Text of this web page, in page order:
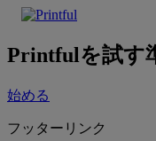
Printfulを試す
始める
フッターリンク